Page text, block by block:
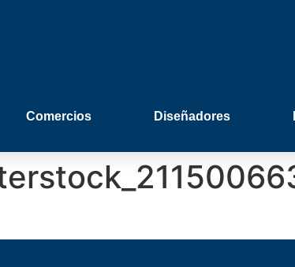
Comercios Diseñadores